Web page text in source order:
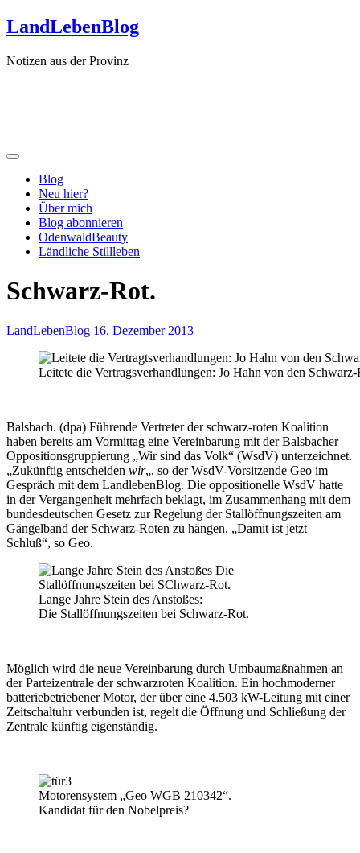
Zum
Inhalt
LandLebenBlog
Notizen aus der Provinz
Blog
Neu hier?
Über mich
Blog abonnieren
OdenwaldBeauty
Ländliche Stillleben
Schwarz-Rot.
LandLebenBlog 16. Dezember 2013
Leitete die Vertragsverhandlungen: Jo Hahn von den Schwarz-
Balsbach. (dpa) Führende Vertreter der schwarz-roten Koalition
haben bereits am Vormittag eine Vereinbarung mit der Balsbacher
Oppositionsgruppierung „Wir sind das Volk“ (WsdV) unterzeichnet.
„Zukünftig entscheiden wir„, so der WsdV-Vorsitzende Geo im
Gespräch mit dem LandlebenBlog. Die oppositionelle WsdV hatte
in der Vergangenheit mehrfach beklagt, im Zusammenhang mit dem
bundesdeutschen Gesetz zur Regelung der Stallöffnungszeiten am
Gängelband der Schwarz-Roten zu hängen. „Damit ist jetzt
Schluß“, so Geo.
Lange Jahre Stein des Anstoßes:
Die Stallöffnungszeiten bei Schwarz-Rot.
Möglich wird die neue Vereinbarung durch Umbaumaßnahmen an
der Parteizentrale der schwarzroten Koalition. Ein hochmoderner
batteriebetriebener Motor, der über eine 4.503 kW-Leitung mit einer
Zeitschaltuhr verbunden ist, regelt die Öffnung und Schließung der
Zentrale künftig eigenständig.
Motorensystem „Geo WGB 210342“.
Kandidat für den Nobelpreis?